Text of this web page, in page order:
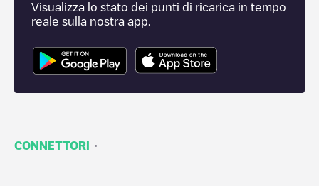
Visualizza lo stato dei punti di ricarica in tempo
reale sulla nostra app.
CONNETTORI ·